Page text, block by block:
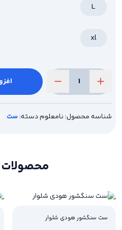
L
xl
ست
سه
نخ
TRAP
شناسه محصول:نامعلومدسته:ست
ست سنگشور هودی شلوار